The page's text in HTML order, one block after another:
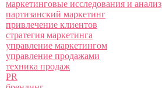
маркетинговые исследования и анализ
партизанский маркетинг
привлечение клиентов
стратегия маркетинга
управление маркетингом
управление продажами
техника продаж
PR